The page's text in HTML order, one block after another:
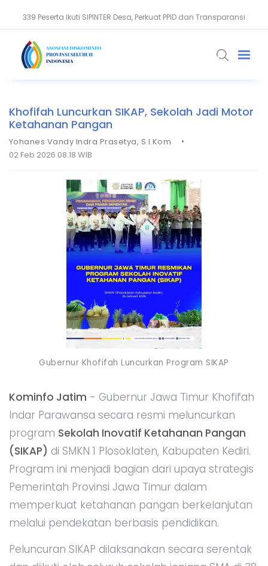
339 Peserta Ikuti SIPINTER Desa, Perkuat PPID dan Transparansi
Gubernur Khofifah Terima Kunjungan Dubes Kerajaan Maroko
Khofifah Luncurkan SIKAP, Sekolah Jadi Motor
Ketahanan Pangan
Yohanes Vandy Indra Prasetya, S.I.Kom •
02 Feb 2026 08.18 WIB
Gubernur Khofifah Luncurkan Program SIKAP
Kominfo Jatim - Gubernur Jawa Timur Khofifah
Indar Parawansa secara resmi meluncurkan
program Sekolah Inovatif Ketahanan Pangan
(SIKAP) di SMKN 1 Plosoklaten, Kabupaten Kediri.
Program ini menjadi bagian dari upaya strategis
Pemerintah Provinsi Jawa Timur dalam
memperkuat ketahanan pangan berkelanjutan
melalui pendekatan berbasis pendidikan.
Peluncuran SIKAP dilaksanakan secara serentak